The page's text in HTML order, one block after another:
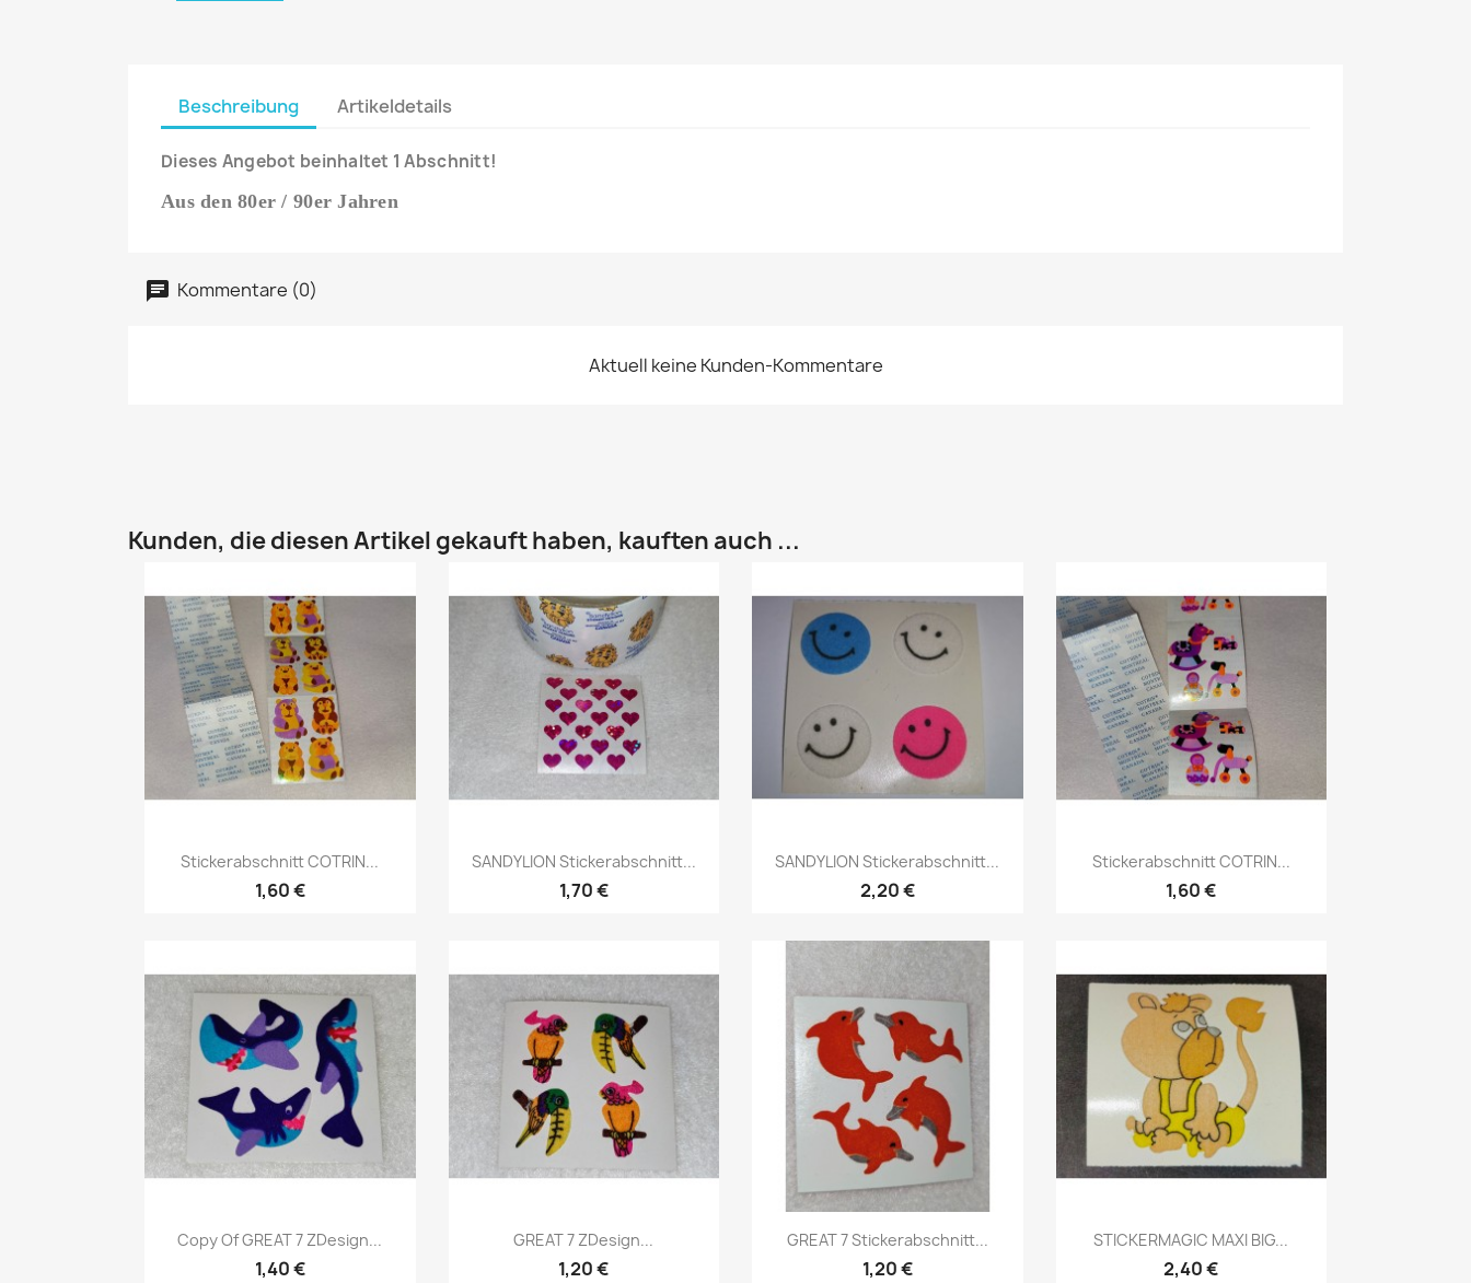
Beschreibung Artikeldetails
Dieses Angebot beinhaltet 1 Abschnitt!
Aus den 80er / 90er Jahren
Kommentare (0)
Aktuell keine Kunden-Kommentare
Kunden, die diesen Artikel gekauft haben, kauften auch ...
Stickerabschnitt COTRIN...
1,60 €
SANDYLION Stickerabschnitt...
1,70 €
SANDYLION Stickerabschnitt...
2,20 €
Stickerabschnitt COTRIN...
1,60 €
Copy Of GREAT 7 ZDesign...
1,40 €
GREAT 7 ZDesign...
1,20 €
GREAT 7 Stickerabschnitt...
1,20 €
STICKERMAGIC MAXI BIG...
2,40 €